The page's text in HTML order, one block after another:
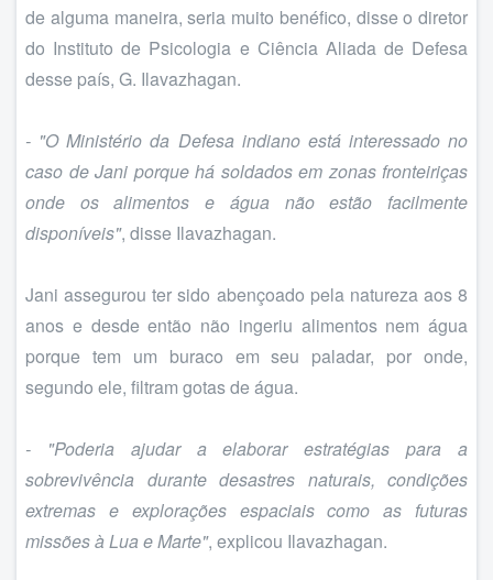
de alguma maneira, seria muito benéfico, disse o diretor
do Instituto de Psicologia e Ciência Aliada de Defesa
desse país, G. Ilavazhagan.
- "O Ministério da Defesa indiano está interessado no
caso de Jani porque há soldados em zonas fronteiriças
onde os alimentos e água não estão facilmente
disponíveis", disse Ilavazhagan.
Jani assegurou ter sido abençoado pela natureza aos 8
anos e desde então não ingeriu alimentos nem água
porque tem um buraco em seu paladar, por onde,
segundo ele, filtram gotas de água.
- "Poderia ajudar a elaborar estratégias para a
sobrevivência durante desastres naturais, condições
extremas e explorações espaciais como as futuras
missões à Lua e Marte", explicou Ilavazhagan.